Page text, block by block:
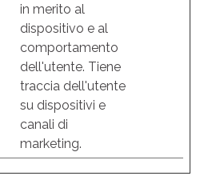
in merito al
dispositivo e al
comportamento
dell'utente. Tiene
traccia dell'utente
su dispositivi e
canali di
marketing.